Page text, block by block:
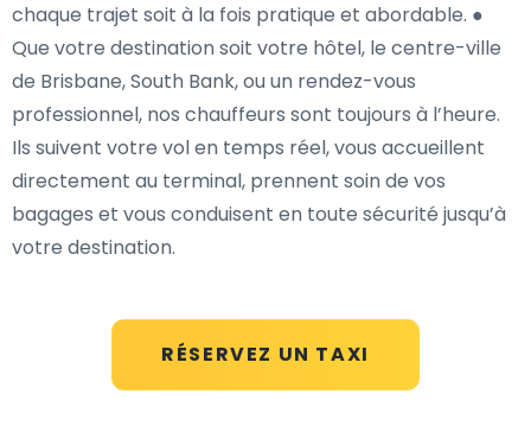
RÉSERVEZ UN TAXI
chaque trajet soit à la fois pratique et abordable. ●
Que votre destination soit votre hôtel, le centre-ville
de Brisbane, South Bank, ou un rendez-vous
professionnel, nos chauffeurs sont toujours à l’heure.
Ils suivent votre vol en temps réel, vous accueillent
directement au terminal, prennent soin de vos
bagages et vous conduisent en toute sécurité jusqu’à
votre destination.